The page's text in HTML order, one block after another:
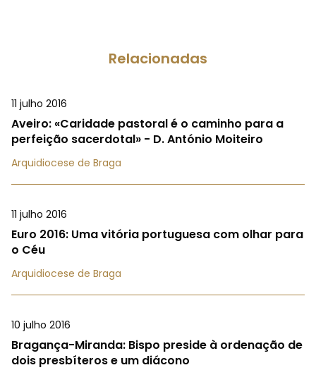
Relacionadas
11 julho 2016
Aveiro: «Caridade pastoral é o caminho para a
perfeição sacerdotal» - D. António Moiteiro
Arquidiocese de Braga
11 julho 2016
Euro 2016: Uma vitória portuguesa com olhar para
o Céu
Arquidiocese de Braga
10 julho 2016
Bragança-Miranda: Bispo preside à ordenação de
dois presbíteros e um diácono